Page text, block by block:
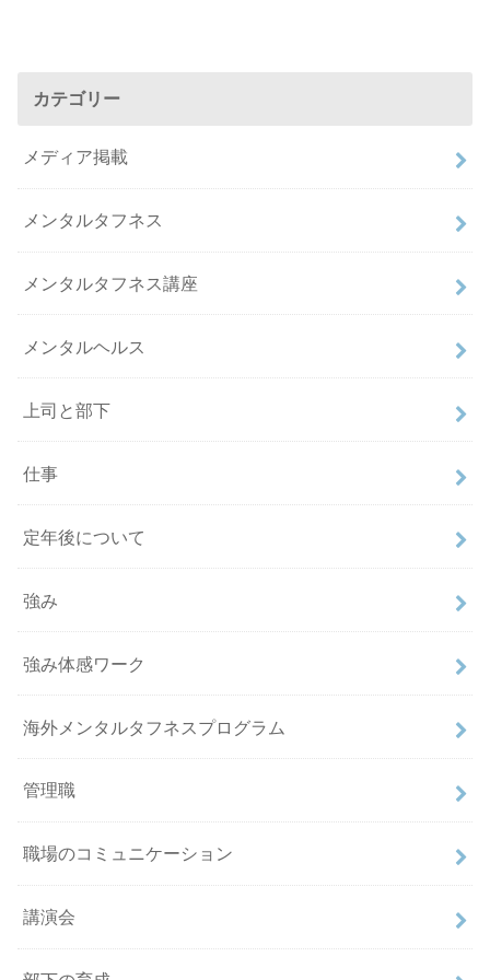
カテゴリー
メディア掲載
メンタルタフネス
メンタルタフネス講座
メンタルヘルス
上司と部下
仕事
定年後について
強み
強み体感ワーク
海外メンタルタフネスプログラム
管理職
職場のコミュニケーション
講演会